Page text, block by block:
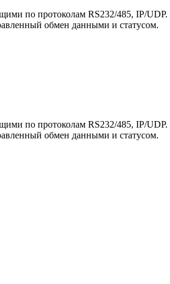
по протоколам RS232/485, IP/UDP.
обмен данными и статусом.
по протоколам RS232/485, IP/UDP.
обмен данными и статусом.